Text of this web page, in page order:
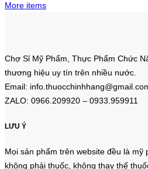
More items
Chợ Sỉ Mỹ Phẩm, Thực Phẩm Chức
thương hiệu uy tín trên nhiều nước.
Email:
ZALO: 0966.209920 – 0933.959911
LƯU Ý
Mọi sản phẩm trên website đều là mỹ
không phải thuốc, không thay thế